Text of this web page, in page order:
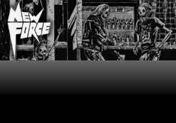
Zum
Inhalt
springen
New Force